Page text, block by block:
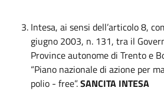
Intesa, ai sensi dell’articolo 8,
giugno 2003, n. 131, tra il
Province autonome di Trento e
“Piano nazionale di azione per
polio - free”.SANCITA INTESA